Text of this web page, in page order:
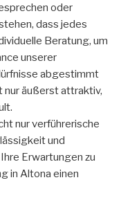
oder
dass jedes
Beratung, um
unserer
abgestimmt
nur äußerst attraktiv,
nur verführerische
und
Erwartungen zu
in Altona einen